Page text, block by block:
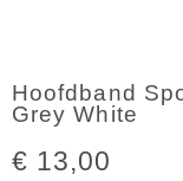
Hoofdband
Grey White
€ 13,00